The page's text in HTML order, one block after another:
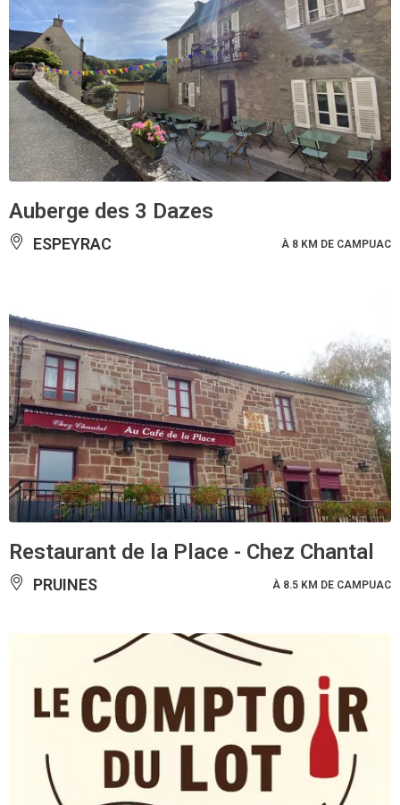
Auberge des 3 Dazes
ESPEYRAC À 8 KM DE CAMPUAC
Restaurant de la Place - Chez Chantal
PRUINES À 8.5 KM DE CAMPUAC